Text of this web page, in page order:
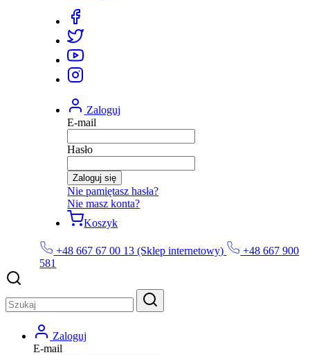
Zaloguj
E-mail
Hasło
Zaloguj się
Nie pamiętasz hasła?
Nie masz konta?
Koszyk
+48 667 67 00 13 (Sklep internetowy)
+48 667 900
581
Zaloguj
E-mail